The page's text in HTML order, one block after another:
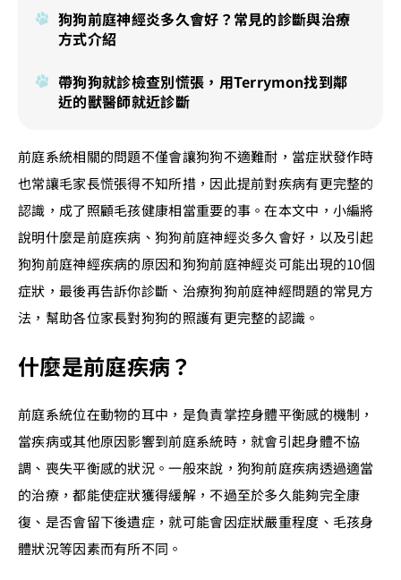
狗狗前庭神經炎多久會好？常見的診斷與治療
方式介紹
帶狗狗就診檢查別慌張，用Terrymon找到鄰
近的獸醫師就近診斷
前庭系統相關的問題不僅會讓狗狗不適難耐，當症狀發作時
也常讓毛家長慌張得不知所措，因此提前對疾病有更完整的
認識，成了照顧毛孩健康相當重要的事。在本文中，小編將
說明什麼是前庭疾病、狗狗前庭神經炎多久會好，以及引起
狗狗前庭神經疾病的原因和狗狗前庭神經炎可能出現的10個
症狀，最後再告訴你診斷、治療狗狗前庭神經問題的常見方
法，幫助各位家長對狗狗的照護有更完整的認識。
什麼是前庭疾病？
前庭系統位在動物的耳中，是負責掌控身體平衡感的機制，
當疾病或其他原因影響到前庭系統時，就會引起身體不協
調、喪失平衡感的狀況。一般來說，狗狗前庭疾病透過適當
的治療，都能使症狀獲得緩解，不過至於多久能夠完全康
復、是否會留下後遺症，就可能會因症狀嚴重程度、毛孩身
體狀況等因素而有所不同。